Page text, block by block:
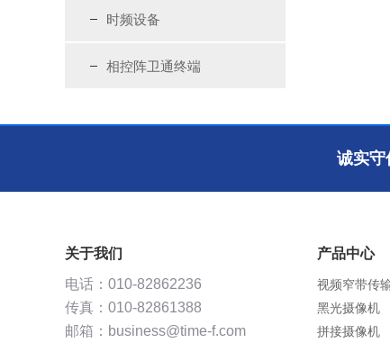
时频设备
相控阵卫通终端
诚实守
关于我们
电话：010-82862236
传真：010-82861388
邮箱：business@time-f.com
产品中心
视频窄带传
黑光摄像机
拼接摄像机